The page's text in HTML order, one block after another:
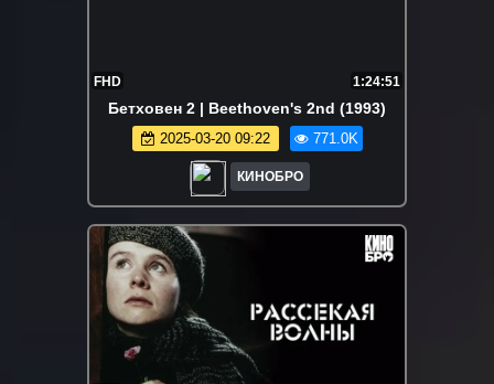
FHD 1:24:51
Бетховен 2 | Beethoven's 2nd (1993)
2025-03-20 09:22 771.0K
КИНОБРО